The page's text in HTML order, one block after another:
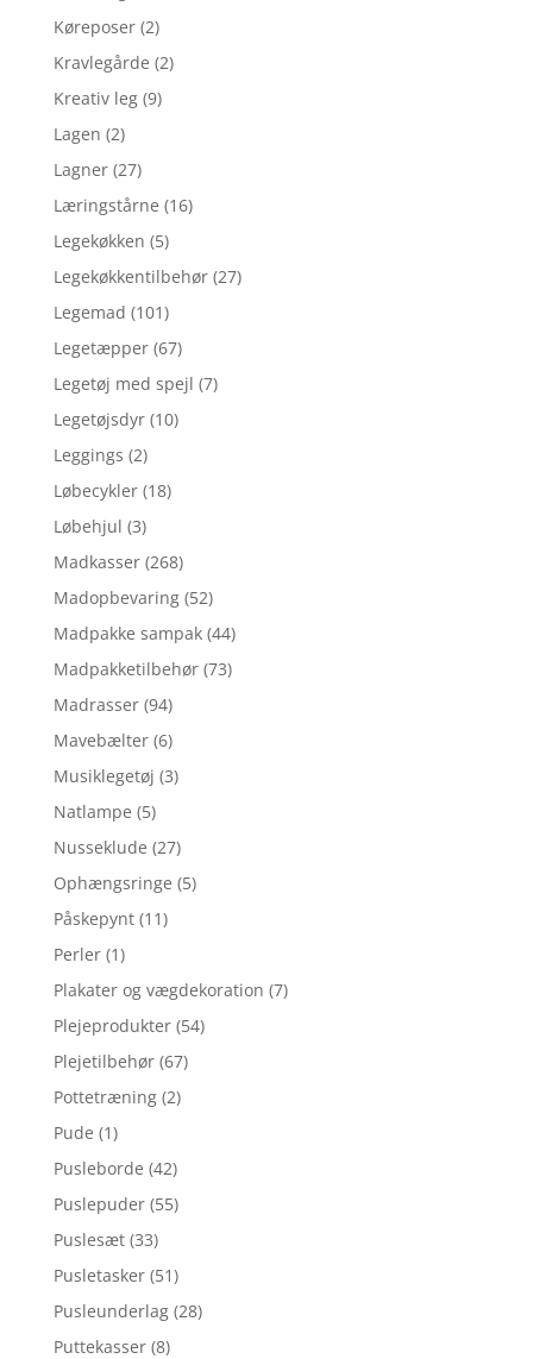
Køreposer (2)
Kravlegårde (2)
Kreativ leg (9)
Lagen (2)
Lagner (27)
Læringstårne (16)
Legekøkken (5)
Legekøkkentilbehør (27)
Legemad (101)
Legetæpper (67)
Legetøj med spejl (7)
Legetøjsdyr (10)
Leggings (2)
Løbecykler (18)
Løbehjul (3)
Madkasser (268)
Madopbevaring (52)
Madpakke sampak (44)
Madpakketilbehør (73)
Madrasser (94)
Mavebælter (6)
Musiklegetøj (3)
Natlampe (5)
Nusseklude (27)
Ophængsringe (5)
Påskepynt (11)
Perler (1)
Plakater og vægdekoration (7)
Plejeprodukter (54)
Plejetilbehør (67)
Pottetræning (2)
Pude (1)
Pusleborde (42)
Puslepuder (55)
Puslesæt (33)
Pusletasker (51)
Pusleunderlag (28)
Puttekasser (8)